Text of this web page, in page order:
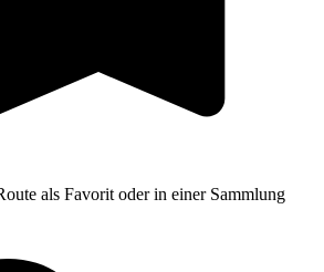
als Favorit oder in einer Sammlung